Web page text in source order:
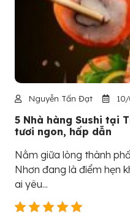
Nguyễn Tấn Đạt
5 Nhà hàng Sushi tại
tươi ngon, hấp dẫn
Nằm giữa lòng thành
Nhơn đang là điểm hẹn
ai yêu...